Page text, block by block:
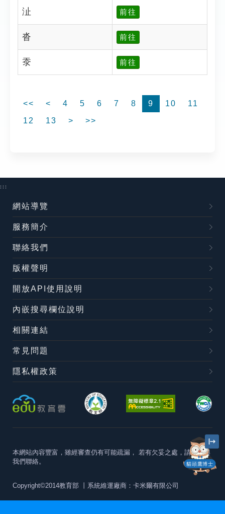
沚 前往
沓 前往
沗 前往
<< < 4 5 6 7 8 9 10
11
12
13 > >>
貓頭鷹博士
:::
網站導覽
服務簡介
聯絡我們
版權聲明
開放API使用說明
內嵌搜尋欄位說明
相關連結
常見問題
隱私權政策
本網站內容豐富，雖經審查仍有可能疏漏， 若有欠妥之處，請隨時與
我們聯絡。
Copyright©2014教育部 丨系統維運廠商：卡米爾有限公司